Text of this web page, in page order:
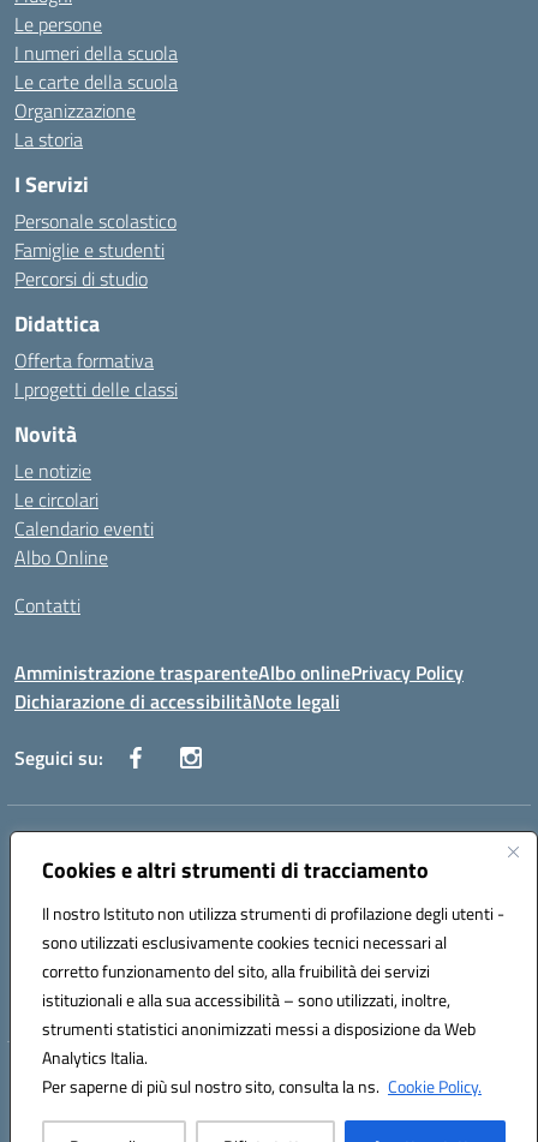
Cookies e altri strumenti di tracciamento
Il nostro Istituto non utilizza strumenti di profilazione degli utenti -
sono utilizzati esclusivamente cookies tecnici necessari al
corretto funzionamento del sito, alla fruibilità dei servizi
istituzionali e alla sua accessibilità – sono utilizzati, inoltre,
strumenti statistici anonimizzati messi a disposizione da Web
Analytics Italia.
Per saperne di più sul nostro sito, consulta la ns. Cookie Policy.
Le persone
I numeri della scuola
Le carte della scuola
Organizzazione
La storia
I Servizi
Personale scolastico
Famiglie e studenti
Percorsi di studio
Didattica
Offerta formativa
I progetti delle classi
Novità
Le notizie
Le circolari
Calendario eventi
Albo Online
Contatti
Amministrazione trasparenteAlbo onlinePrivacy Policy
Dichiarazione di accessibilitàNote legali
Seguici su:
Indirizzo:
Centralino:0881636571 Email:fgps040004@istruzione.it
Codice fiscale: 80031370713
Codice meccanografico:
FGPS040004
Codice Indice delle Pubbliche Amministrazioni (IPA): istsc_fgps040004
Hosting & Powered by 3D Solution S.r.l.
Concept & Design by Designers Italia